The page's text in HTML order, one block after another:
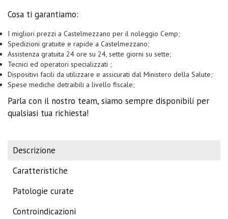
Cosa ti garantiamo:
I migliori prezzi a Castelmezzano per il noleggio Cemp;
Spedizioni gratuite e rapide a Castelmezzano;
Assistenza gratuita 24 ore su 24, sette giorni su sette;
Tecnici ed operatori specializzati ;
Dispositivi facili da utilizzare e assicurati dal Ministero della Salute;
Spese mediche detraibili a livello fiscale;
Parla con il nostro team, siamo sempre disponibili per
qualsiasi tua richiesta!
Descrizione
Caratteristiche
Patologie curate
Controindicazioni